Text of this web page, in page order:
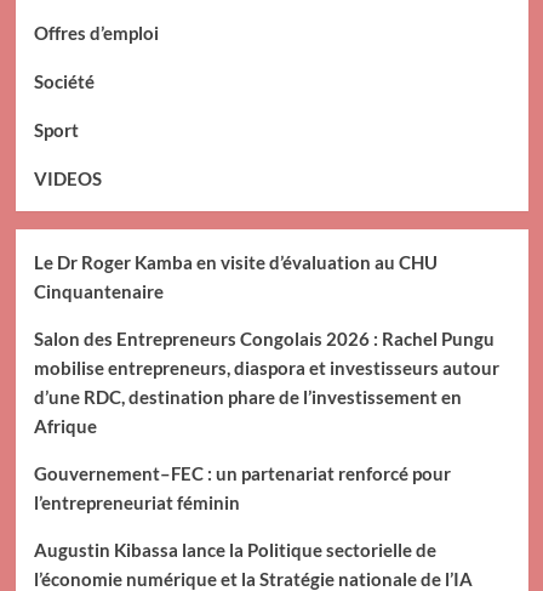
Offres d’emploi
Société
Sport
VIDEOS
Le Dr Roger Kamba en visite d’évaluation au CHU
Cinquantenaire
Salon des Entrepreneurs Congolais 2026 : Rachel Pungu
mobilise entrepreneurs, diaspora et investisseurs autour
d’une RDC, destination phare de l’investissement en
Afrique
Gouvernement–FEC : un partenariat renforcé pour
l’entrepreneuriat féminin
Augustin Kibassa lance la Politique sectorielle de
l’économie numérique et la Stratégie nationale de l’IA